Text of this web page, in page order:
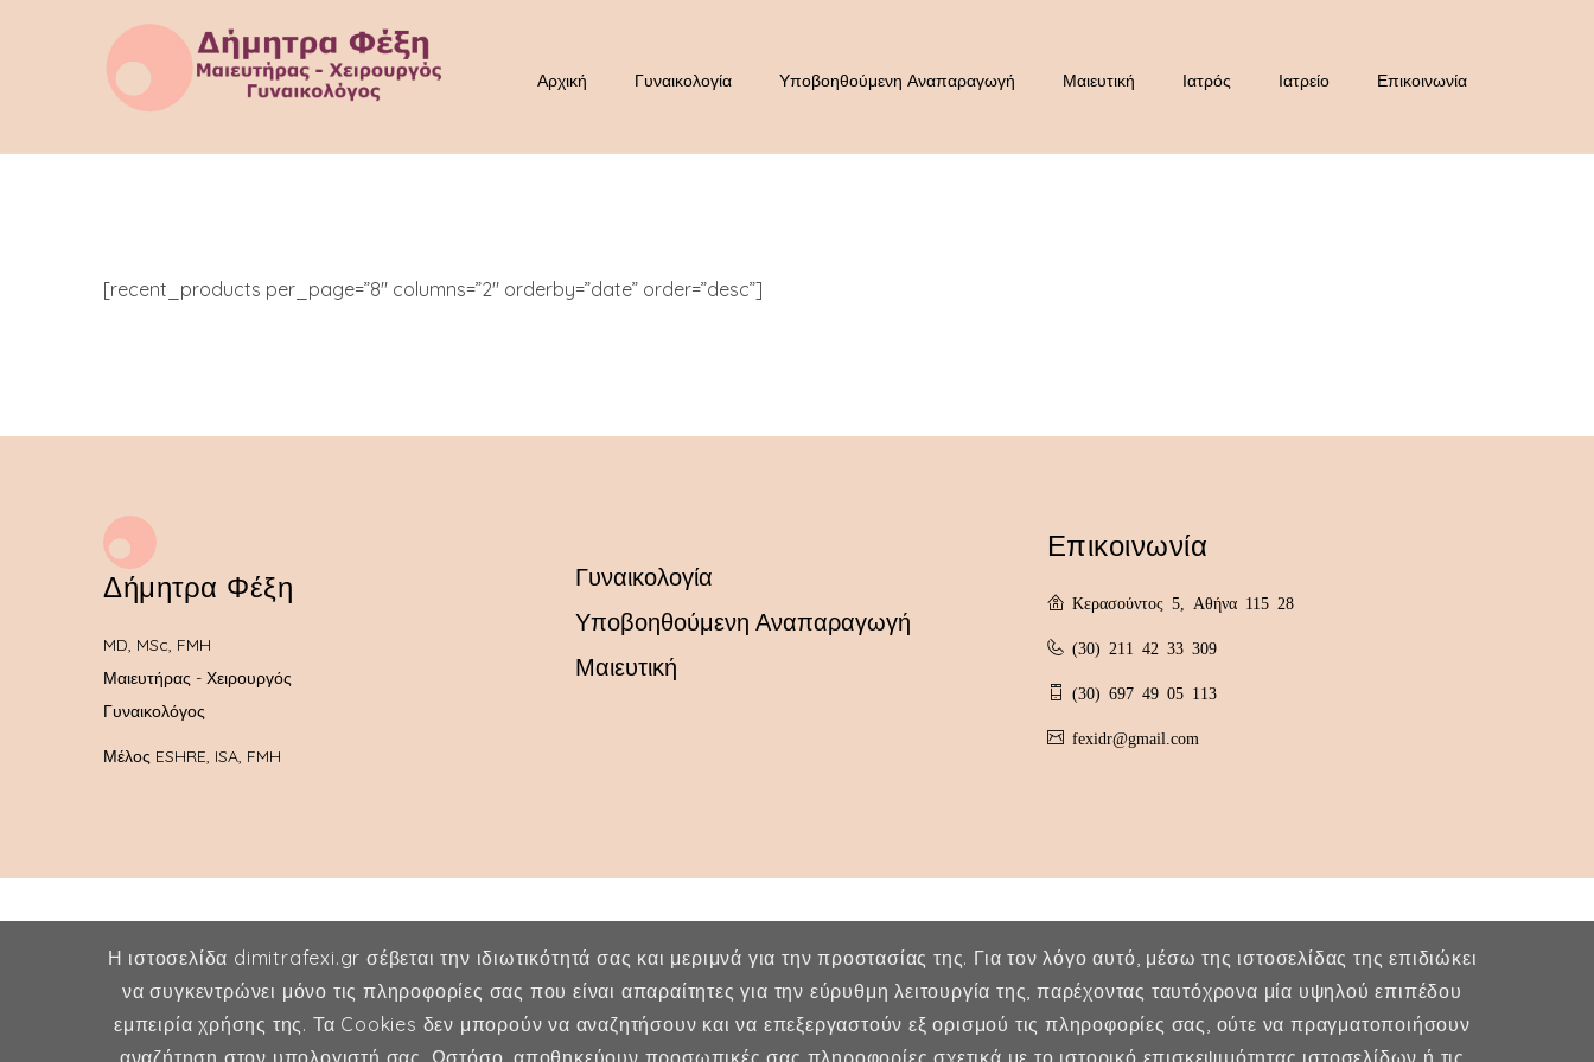
Αρχική Γυναικολογία Υποβοηθούμενη Αναπαραγωγή Μαιευτική Ιατρός Ιατρείο Επικοινωνία
[recent_products per_page=”8″ columns=”2″ orderby=”date” order=”desc”]
Δήμητρα Φέξη
MD, MSc, FMH
Μαιευτήρας - Χειρουργός
Γυναικολόγος
Μέλος ESHRE, ISA, FMH
Γυναικολογία
Υποβοηθούμενη Αναπαραγωγή
Μαιευτική
Επικοινωνία
Κερασούντος 5, Αθήνα 115 28
(30) 211 42 33 309
(30) 697 49 05 113
fexidr@gmail.com
Η ιστοσελίδα dimitrafexi.gr σέβεται την ιδιωτικότητά σας και μεριμνά για την προστασίας της. Για τον λόγο αυτό, μέσω της ιστοσελίδας της επιδιώκει
να συγκεντρώνει μόνο τις πληροφορίες σας που είναι απαραίτητες για την εύρυθμη λειτουργία της, παρέχοντας ταυτόχρονα μία υψηλού επιπέδου
εμπειρία χρήσης της. Τα Cookies δεν μπορούν να αναζητήσουν και να επεξεργαστούν εξ ορισμού τις πληροφορίες σας, ούτε να πραγματοποιήσουν